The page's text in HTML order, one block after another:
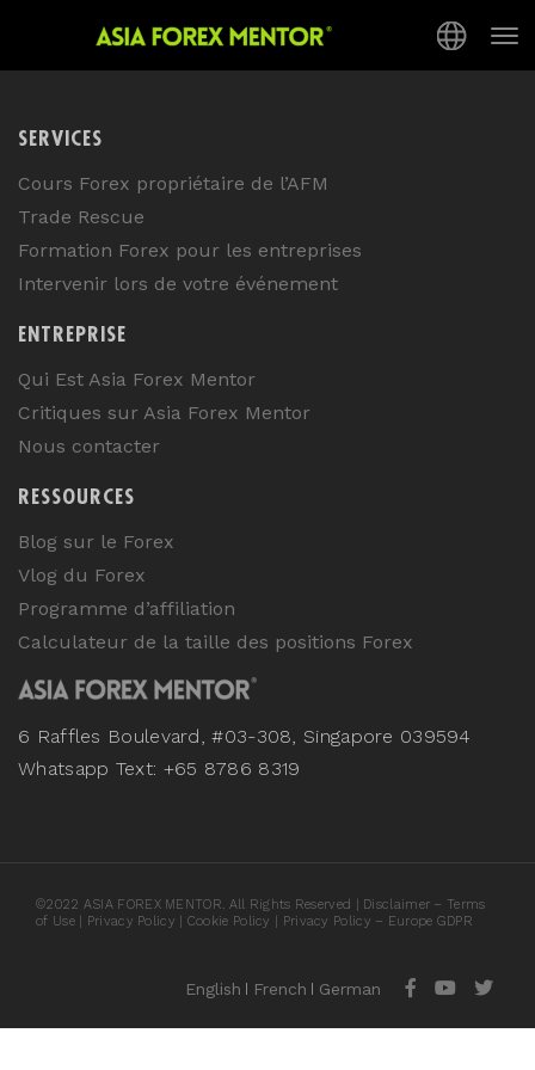
SERVICES
Cours Forex propriétaire de l’AFM
Trade Rescue
Formation Forex pour les entreprises
Intervenir lors de votre événement
ENTREPRISE
Qui Est Asia Forex Mentor
Critiques sur Asia Forex Mentor
Nous contacter
RESSOURCES
Blog sur le Forex
Vlog du Forex
Programme d’affiliation
Calculateur de la taille des positions Forex
6 Raffles Boulevard, #03-308, Singapore 039594
Whatsapp Text: +65 8786 8319
©2022 ASIA FOREX MENTOR. All Rights Reserved | Disclaimer – Terms
of Use| Privacy Policy Cookie Policy Privacy Policy – Europe GDPR
English French German